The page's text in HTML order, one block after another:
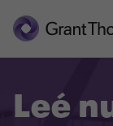
Leé